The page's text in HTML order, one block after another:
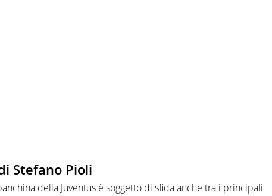
Stefano Pioli
della Juventus è soggetto di sfida anche tra i principali